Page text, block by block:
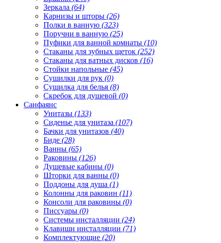
Зеркала (64)
Карнизы и шторы (26)
Полки в ванную (323)
Поручни в ванную (25)
Пуфики для ванной комнаты (10)
Стаканы для зубных щеток (252)
Стаканы для ватных дисков (16)
Стойки напольные (45)
Сушилки для рук (0)
Сушилка для белья (8)
Скребок для душевой (0)
Санфаянс
Унитазы (133)
Сиденье для унитаза (107)
Бачки для унитазов (40)
Биде (28)
Ванны (65)
Раковины (126)
Душевые кабины (0)
Шторки для ванны (0)
Поддоны для душа (1)
Колонны для раковин (11)
Консоли для раковины (0)
Писсуары (0)
Системы инсталляции (24)
Клавиши инсталляции (71)
Комплектующие (20)